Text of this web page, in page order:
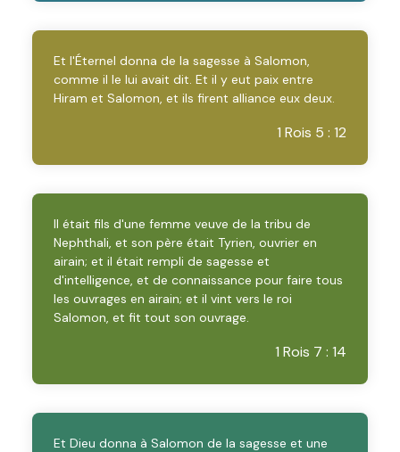
Et l'Éternel donna de la sagesse à Salomon,
comme il le lui avait dit. Et il y eut paix entre
Hiram et Salomon, et ils firent alliance eux deux.
1 Rois 5 : 12
Il était fils d'une femme veuve de la tribu de
Nephthali, et son père était Tyrien, ouvrier en
airain; et il était rempli de sagesse et
d'intelligence, et de connaissance pour faire tous
les ouvrages en airain; et il vint vers le roi
Salomon, et fit tout son ouvrage.
1 Rois 7 : 14
Et Dieu donna à Salomon de la sagesse et une